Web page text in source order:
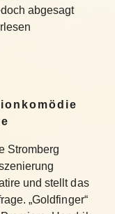
abgesagt
Stromberg
und stellt das
„Goldfinger“